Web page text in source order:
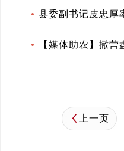
县委副书记皮忠厚
【媒体助农】撒
上一页